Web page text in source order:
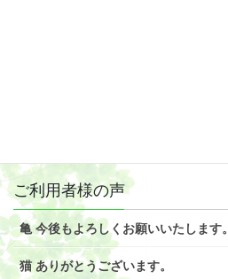
ご利用者様の声
亀 今後もよろしくお願いいたします。
猫 ありがとうございます。